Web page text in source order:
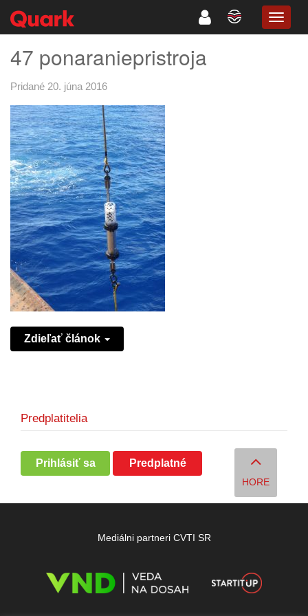
47 ponaraniepristroja
Pridané 20. júna 2016
Zdieľať článok
Predplatitelia
Prihlásiť sa Predplatné
HORE
Mediálni partneri CVTI SR